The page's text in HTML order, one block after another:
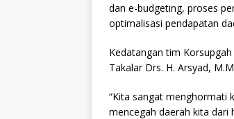
dan e-budgeting, proses
optimalisasi pendapatan
Kedatangan tim Korsupgah
Takalar Drs. H. Arsyad,
“Kita sangat menghormati
mencegah daerah kita dari